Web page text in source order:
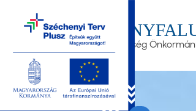
tartalomra
Nagyközség